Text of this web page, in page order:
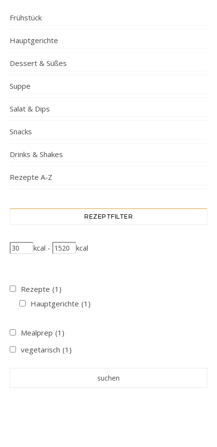
Frühstück
Hauptgerichte
Dessert & Süßes
Suppe
Salat & Dips
Snacks
Drinks & Shakes
Rezepte A-Z
REZEPTFILTER
kcal - kcal
Rezepte (1)
Hauptgerichte (1)
Mealprep (1)
vegetarisch (1)